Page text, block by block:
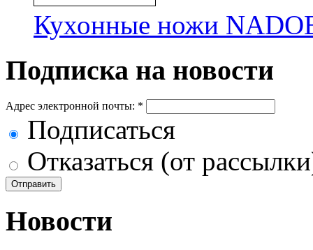
Кухонные ножи
Подписка на новости
Адрес электронной почты: *
Подписаться
Отказаться (от
Новости